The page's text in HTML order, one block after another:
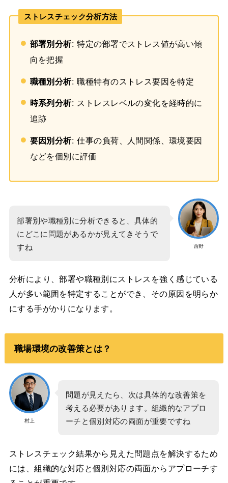
ストレスチェック分析方法
部署別分析: 特定の部署でストレス値が高い傾
向を把握
職種別分析: 職種特有のストレス要因を特定
時系列分析: ストレスレベルの変化を経時的に
追跡
要因別分析: 仕事の負荷、人間関係、環境要因
などを個別に評価
西野
部署別や職種別に分析できると、具体的
にどこに問題があるかが見えてきそうで
すね
分析により、部署や職種別にストレスを強く感じている
人が多い範囲を特定することができ、その原因を明らか
にする手がかりになります。
職場環境の改善策とは？
村上
問題が見えたら、次は具体的な改善策を
考える必要があります。組織的なアプロ
ーチと個別対応の両面が重要ですね
ストレスチェック結果から見えた問題点を解決するため
には、組織的な対応と個別対応の両面からアプローチす